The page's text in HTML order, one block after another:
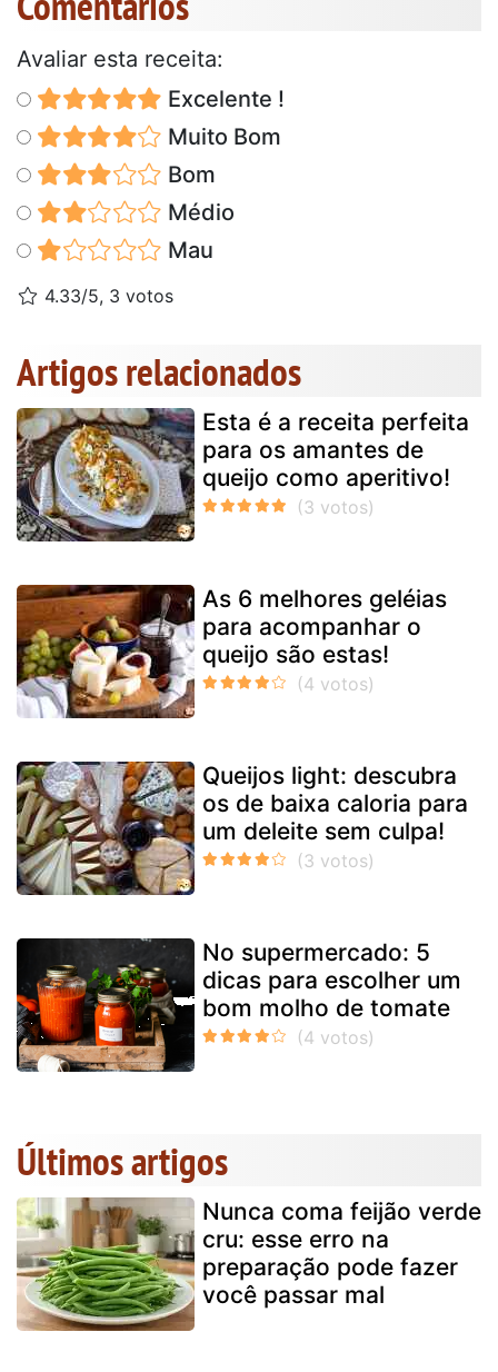
Avaliar esta receita:
Excelente !
Muito Bom
Bom
Médio
Mau
4.33/5, 3 votos
Artigos relacionados
Esta é a receita perfeita
para os amantes de
queijo como aperitivo!
As 6 melhores geléias
para acompanhar o
queijo são estas!
Queijos light: descubra
os de baixa caloria para
um deleite sem culpa!
No supermercado: 5
dicas para escolher um
bom molho de tomate
Últimos artigos
Nunca coma feijão verde
cru: esse erro na
preparação pode fazer
você passar mal